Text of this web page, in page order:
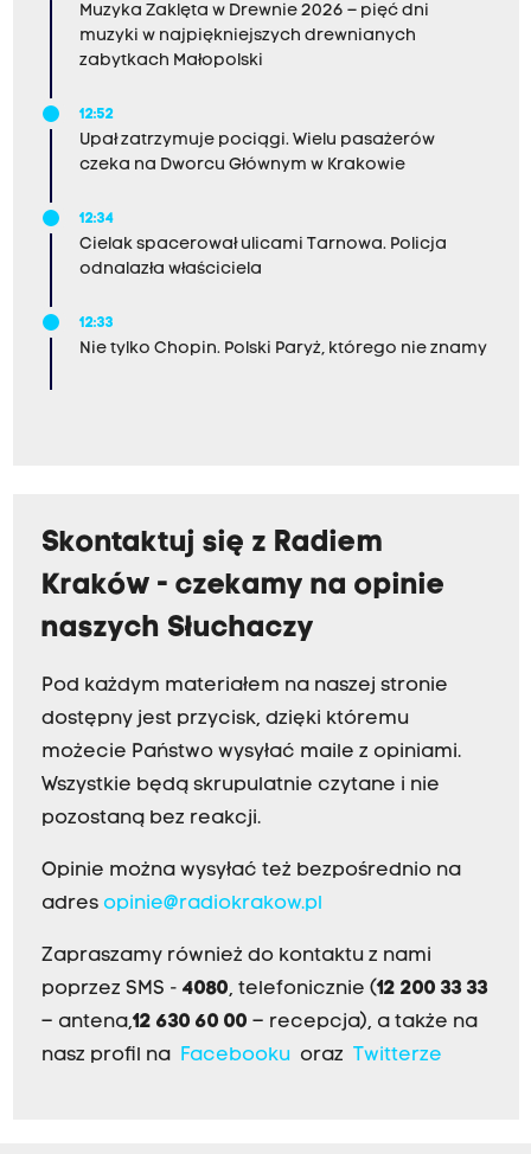
Muzyka Zaklęta w Drewnie 2026 – pięć dni
muzyki w najpiękniejszych drewnianych
zabytkach Małopolski
12:52
Upał zatrzymuje pociągi. Wielu pasażerów
czeka na Dworcu Głównym w Krakowie
12:34
Cielak spacerował ulicami Tarnowa. Policja
odnalazła właściciela
12:33
Nie tylko Chopin. Polski Paryż, którego nie znamy
Skontaktuj się z Radiem
Kraków - czekamy na opinie
naszych Słuchaczy
Pod każdym materiałem na naszej stronie
dostępny jest przycisk, dzięki któremu
możecie Państwo wysyłać maile z opiniami.
Wszystkie będą skrupulatnie czytane i nie
pozostaną bez reakcji.
Opinie można wysyłać też bezpośrednio na
adres opinie@radiokrakow.pl
Zapraszamy również do kontaktu z nami
poprzez SMS - 4080, telefonicznie (12 200 33 33
– antena,12 630 60 00 – recepcja), a także na
nasz profil na
Facebookuoraz Twitterze